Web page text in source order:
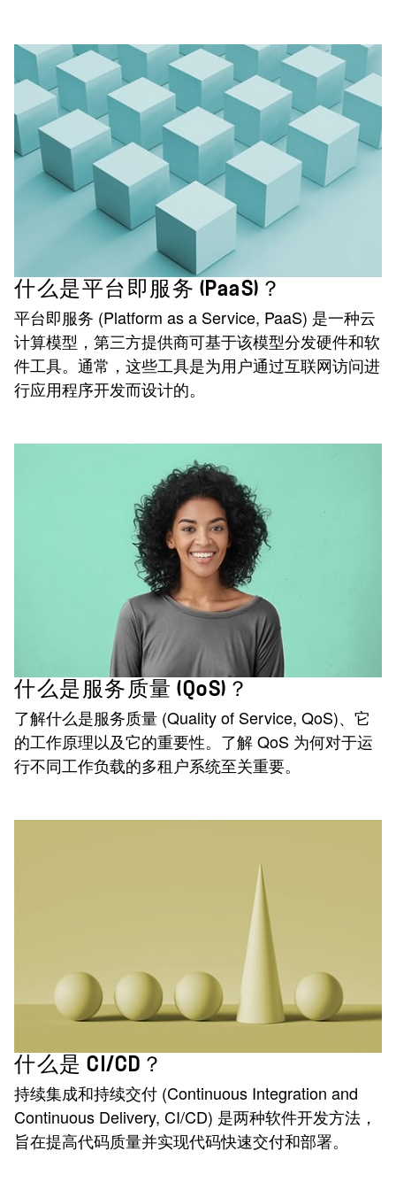
什么是平台即服务 (PaaS)？
平台即服务 (Platform as a Service, PaaS) 是一种云
计算模型，第三方提供商可基于该模型分发硬件和软
件工具。通常，这些工具是为用户通过互联网访问进
行应用程序开发而设计的。
什么是服务质量 (QoS)？
了解什么是服务质量 (Quality of Service, QoS)、它
的工作原理以及它的重要性。了解 QoS 为何对于运
行不同工作负载的多租户系统至关重要。
什么是 CI/CD？
持续集成和持续交付 (Continuous Integration and
Continuous Delivery, CI/CD) 是两种软件开发方法，
旨在提高代码质量并实现代码快速交付和部署。